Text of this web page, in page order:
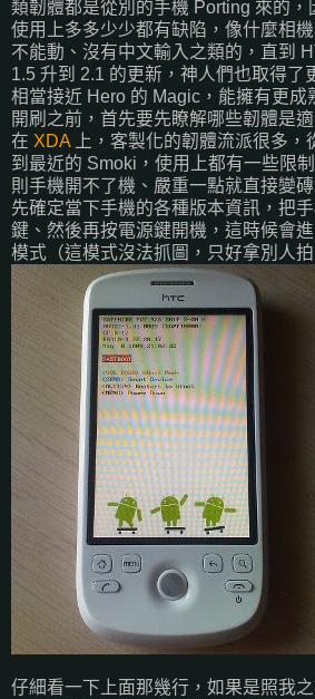
類韌體都是從別的手機 Porting 來的，
使用上多多少少都有缺陷，像什麼相
不能動、沒有中文輸入之類的，直到
1.5 升到 2.1 的更新，神人們也取得了
相當接近 Hero 的 Magic，能擁有更成
開刷之前，首先要先瞭解哪些韌體是
在 XDA 上，客製化的韌體流派很多，
到最近的 Smoki，使用上都有一些限
則手機開不了機、嚴重一點就直接變
先確定當下手機的各種版本資訊，把
鍵、然後再按電源鍵開機，這時候會
模式（這模式沒法抓圖，只好拿別人拍
仔細看一下上面那幾行，如果是照我